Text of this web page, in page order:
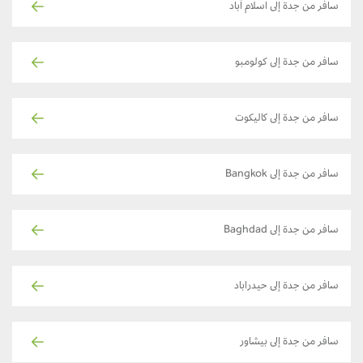
سافر من جدة إلى اسلام آباد
سافر من جدة إلى كولومبو
سافر من جدة إلى كاليكوت
سافر من جدة إلى Bangkok
سافر من جدة إلى Baghdad
سافر من جدة إلى حيدراباد
سافر من جدة إلى بيشاور